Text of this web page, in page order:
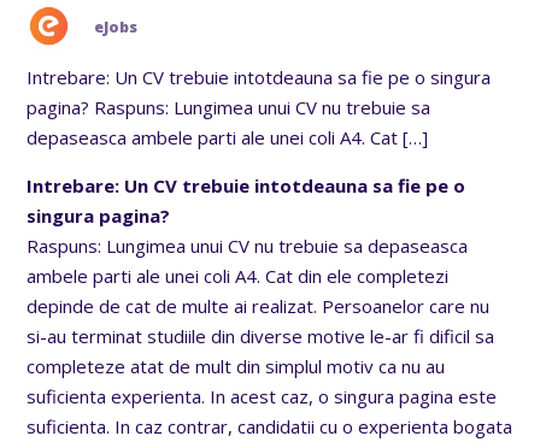
eJobs
Intrebare: Un CV trebuie intotdeauna sa fie pe o singura
pagina? Raspuns: Lungimea unui CV nu trebuie sa
depaseasca ambele parti ale unei coli A4. Cat […]
Intrebare: Un CV trebuie intotdeauna sa fie pe o
singura pagina?
Raspuns: Lungimea unui CV nu trebuie sa depaseasca
ambele parti ale unei coli A4. Cat din ele completezi
depinde de cat de multe ai realizat. Persoanelor care nu
si-au terminat studiile din diverse motive le-ar fi dificil sa
completeze atat de mult din simplul motiv ca nu au
suficienta experienta. In acest caz, o singura pagina este
suficienta. In caz contrar, candidatii cu o experienta bogata